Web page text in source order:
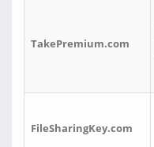
TakePremium.com
FileSharingKey.com